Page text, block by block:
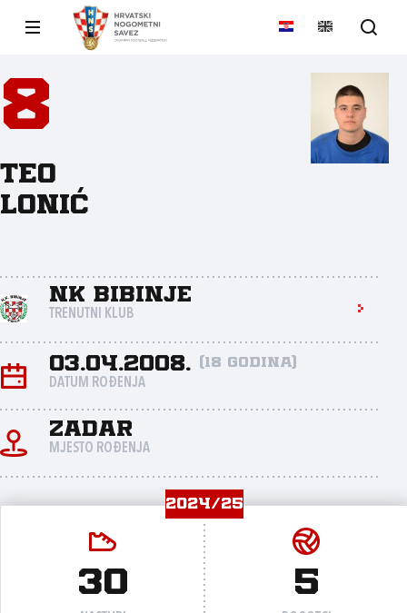
8
Teo
Lonić
NK Bibinje
TRENUTNI KLUB
03.04.2008. (18 godina)
DATUM ROĐENJA
Zadar
MJESTO ROĐENJA
2024/25
30 5